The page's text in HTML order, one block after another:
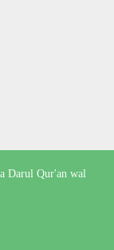
Darul Qur'an wal